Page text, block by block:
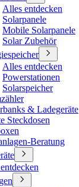
Alles entdecken
Solarpanele
Mobile Solarpanele
Solar Zubehör
Alles entdecken
Powerstationen
Solarspeicher
& Ladegeräte
Steckdosen
Beratung